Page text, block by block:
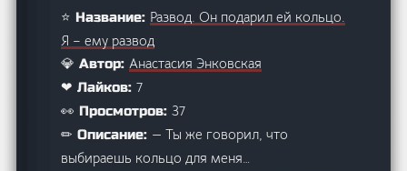
⭐ Название: Развод. Он подарил ей кольцо.
Я – ему развод
💎 Автор:Анастасия Энковская
❤ Лайков:7
👀 Просмотров:37
✏ Описание: — Ты же говорил, что
выбираешь кольцо для меня…